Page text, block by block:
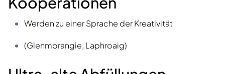
Werden zu einer Sprache der Kreativität
(Glenmorangie, Laphroaig)